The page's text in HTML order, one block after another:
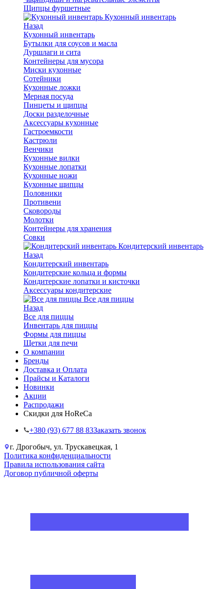
Щипцы фуршетные
Кухонный инвентарь
Назад
Кухонный инвентарь
Бутылки для соусов и масла
Дуршлаги и сита
Контейнеры для мусора
Миски кухонные
Сотейники
Кухонные ложки
Мерная посуда
Пинцеты и щипцы
Доски разделочные
Аксессуары кухонные
Гастроемкости
Кастрюли
Венчики
Кухонные вилки
Кухонные лопатки
Кухонные ножи
Кухонные щипцы
Половники
Противени
Сковороды
Молотки
Контейнеры для хранения
Совки
Кондитерский инвентарь
Назад
Кондитерский инвентарь
Кондитерские кольца и формы
Кондитерские лопатки и кисточки
Аксессуары кондитерские
Все для пиццы
Назад
Все для пиццы
Инвентарь для пиццы
Формы для пиццы
Щетки для печи
О компании
Бренды
Доставка и Оплата
Прайсы и Каталоги
Новинки
Акции
Распродажи
Скидки для HoReCa
+38‎0 (93) 677 88 83Заказать звонок
г. Дрогобыч, ул. Трускавецкая, 1
Политика конфиденциальности
Правила использования сайта
Договор публичной оферты